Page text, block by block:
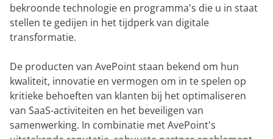
bekroonde technologie en programma's die u in staat
stellen te gedijen in het tijdperk van digitale
transformatie.
De producten van AvePoint staan bekend om hun
kwaliteit, innovatie en vermogen om in te spelen op
kritieke behoeften van klanten bij het optimaliseren
van SaaS-activiteiten en het beveiligen van
samenwerking. In combinatie met AvePoint's